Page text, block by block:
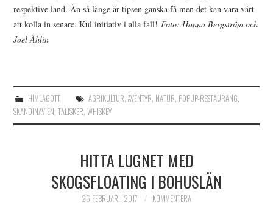
respektive land. Än så länge är tipsen ganska få men det kan vara värt
att kolla in senare. Kul initiativ i alla fall!Foto: Hanna Bergström och
Joel Åhlin
HIMLAGOTT AGRIKULTUR, ÄVENTYR, NATUR, POPUP-RESTAURANG,
SKANDINAVIEN,TALISKER,WHISKEY
HITTA LUGNET MED
SKOGSFLOATING I BOHUSLÄN
26 FEBRUARI, 2017 KOMMENTERA